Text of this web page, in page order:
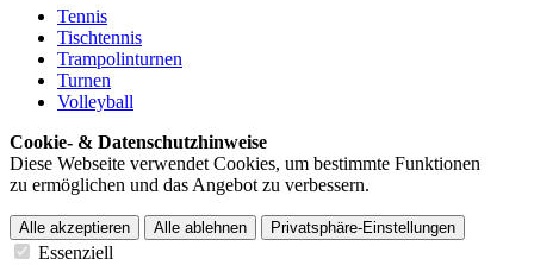
Tennis
Tischtennis
Trampolinturnen
Turnen
Volleyball
Cookie- & Datenschutzhinweise
Diese Webseite verwendet Cookies, um bestimmte Funktionen
zu ermöglichen und das Angebot zu verbessern.
Alle akzeptieren Alle ablehnen Privatsphäre-Einstellungen
Essenziell